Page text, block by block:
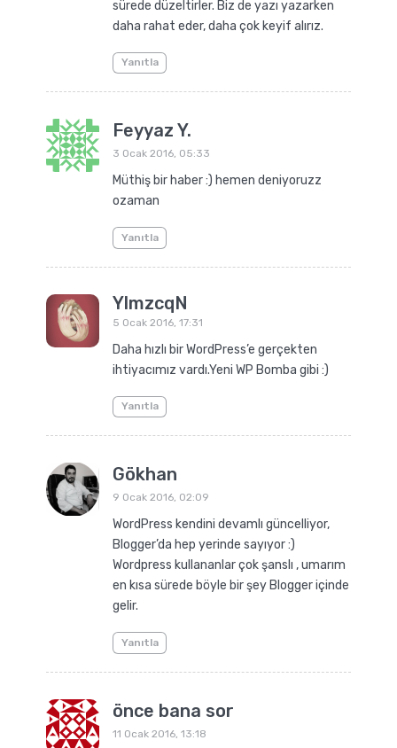
sürede düzeltirler. Biz de yazı yazarken
daha rahat eder, daha çok keyif alırız.
Yanıtla
Feyyaz Y.
3 Ocak 2016, 05:33
Müthiş bir haber :) hemen deniyoruzz
ozaman
Yanıtla
YlmzcqN
5 Ocak 2016, 17:31
Daha hızlı bir WordPress’e gerçekten
ihtiyacımız vardı.Yeni WP Bomba gibi :)
Yanıtla
Gökhan
9 Ocak 2016, 02:09
WordPress kendini devamlı güncelliyor,
Blogger’da hep yerinde sayıyor :)
Wordpress kullananlar çok şanslı , umarım
en kısa sürede böyle bir şey Blogger içinde
gelir.
Yanıtla
önce bana sor
11 Ocak 2016, 13:18